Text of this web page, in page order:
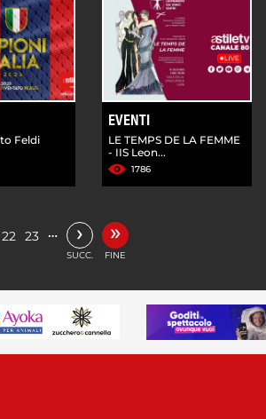
Feldi
EVENTI
LE TEMPS DE LA FEMME
- IIS Leon...
1786
22 23 … ›
SUCC.
»
FINE